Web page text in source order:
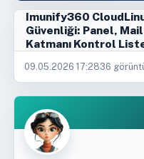
Imunify360
Güvenliği: Panel, Mail
Katmanı Kontrol
09.05.2026 17:2836